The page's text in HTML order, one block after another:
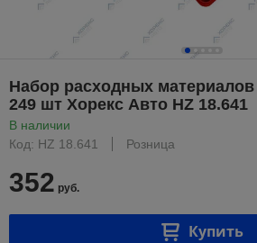
Набор расходных материалов
249 шт Хорекс Авто HZ 18.641
В наличии
Код: HZ 18.641
Розница
352 руб.
Купить